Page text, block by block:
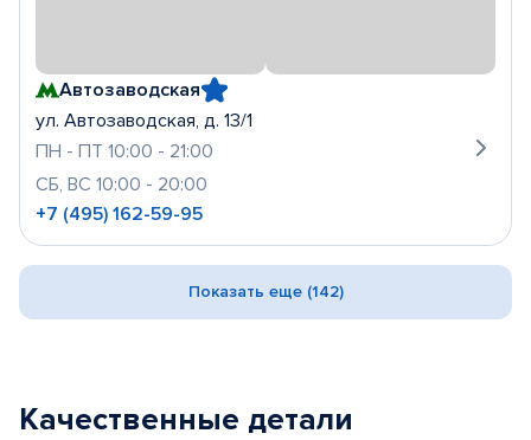
Автозаводская
ул. Автозаводская, д. 13/1
ПН - ПТ 10:00 - 21:00
СБ, ВС 10:00 - 20:00
+7 (495) 162-59-95
Показать еще (142)
Качественные детали